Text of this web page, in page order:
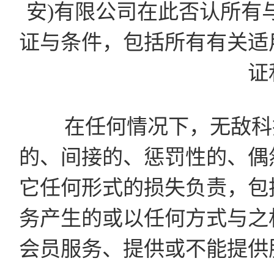
安)有限公司在此否认所有
证与条件，包括所有有关
证
在任何情况下，无敌科
的、间接的、惩罚性的、
它任何形式的损失负责，
务产生的或以任何方式与
会员服务、提供或不能提